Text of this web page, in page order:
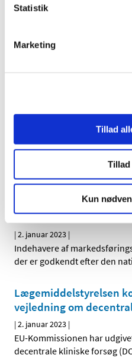
Statistik
Marketing
Tillad
Tillad
Kun
Forslag til lovændring af
|6. januar 2023
perioden 17. december
2022
|5. januar 2023|
Det følger af
omfattet af reglerne om
Opdatering af
ændrede ATC-koder for
| 2. januar 2023 |
Indehavere af
der er godkendt efter den
Lægemiddelstyrelsen
vejledning om
|2. januar 2023 |
EU-Kommissionen har
decentrale kliniske forsøg